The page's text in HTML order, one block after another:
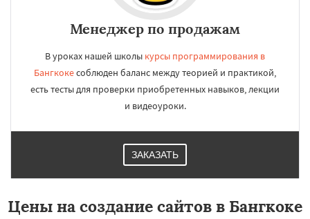
Менеджер по продажам
В уроках нашей школы курсы программирования в
Бангкокесоблюден баланс между теорией и практикой,
есть тесты для проверки приобретенных навыков, лекции
и видеоуроки.
ЗАКАЗАТЬ
Цены на создание сайтов в Бангкоке